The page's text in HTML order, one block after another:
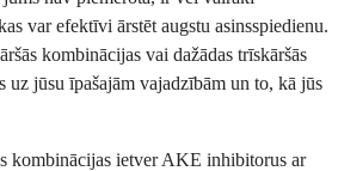
var efektīvi ārstēt augstu asinsspiedienu.
kombinācijas vai dažādas trīskāršās
uz jūsu īpašajām vajadzībām un to, kā jūs
kombinācijas ietver AKE inhibitorus ar